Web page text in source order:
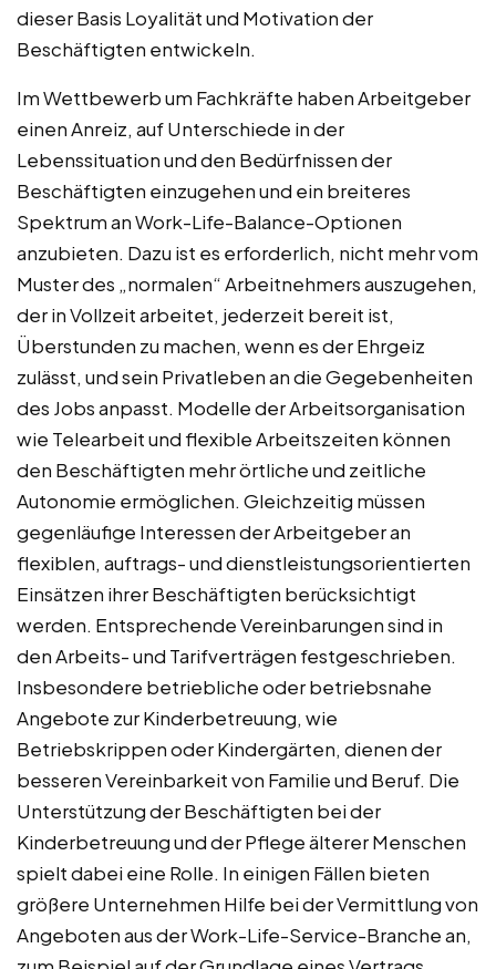
dieser Basis Loyalität und Motivation der
Beschäftigten entwickeln.
Im Wettbewerb um Fachkräfte haben Arbeitgeber
einen Anreiz, auf Unterschiede in der
Lebenssituation und den Bedürfnissen der
Beschäftigten einzugehen und ein breiteres
Spektrum an Work-Life-Balance-Optionen
anzubieten. Dazu ist es erforderlich, nicht mehr vom
Muster des „normalen“ Arbeitnehmers auszugehen,
der in Vollzeit arbeitet, jederzeit bereit ist,
Überstunden zu machen, wenn es der Ehrgeiz
zulässt, und sein Privatleben an die Gegebenheiten
des Jobs anpasst. Modelle der Arbeitsorganisation
wie Telearbeit und flexible Arbeitszeiten können
den Beschäftigten mehr örtliche und zeitliche
Autonomie ermöglichen. Gleichzeitig müssen
gegenläufige Interessen der Arbeitgeber an
flexiblen, auftrags- und dienstleistungsorientierten
Einsätzen ihrer Beschäftigten berücksichtigt
werden. Entsprechende Vereinbarungen sind in
den Arbeits- und Tarifverträgen festgeschrieben.
Insbesondere betriebliche oder betriebsnahe
Angebote zur Kinderbetreuung, wie
Betriebskrippen oder Kindergärten, dienen der
besseren Vereinbarkeit von Familie und Beruf. Die
Unterstützung der Beschäftigten bei der
Kinderbetreuung und der Pflege älterer Menschen
spielt dabei eine Rolle. In einigen Fällen bieten
größere Unternehmen Hilfe bei der Vermittlung von
Angeboten aus der Work-Life-Service-Branche an,